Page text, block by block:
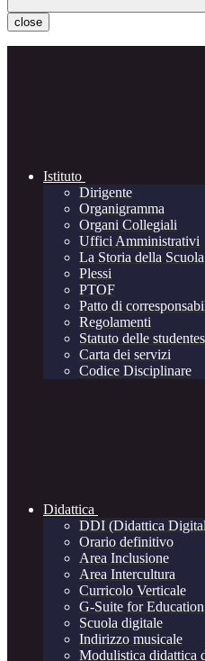
close
Istituto
Dirigente
Organigramma
Organi Collegiali
Uffici Amministrativi
La Storia della Scuola
Plessi
PTOF
Patto di
Regolamenti
Statuto delle
Carta dei servizi
Codice Disciplinare
Didattica
DDI (Didattica
Orario definitivo
Area Inclusione
Area Intercultura
Curricolo Verticale
G-Suite for Education
Scuola digitale
Indirizzo musicale
Modulistica didattica